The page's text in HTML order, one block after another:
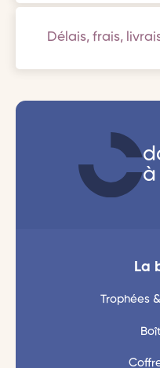
Délais, frais,
à
La
Trophées